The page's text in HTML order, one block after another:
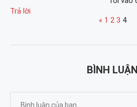
Trả lời
« 1 2 3 4
BÌNH LUẬN